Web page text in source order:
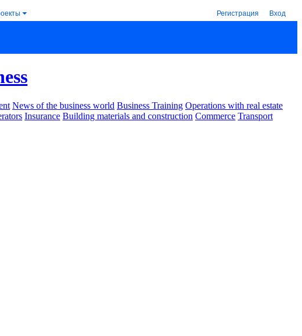
Регистрация Вход
News of the business world Business Training Operations with real estate
Insurance Building materials and construction Commerce Transport